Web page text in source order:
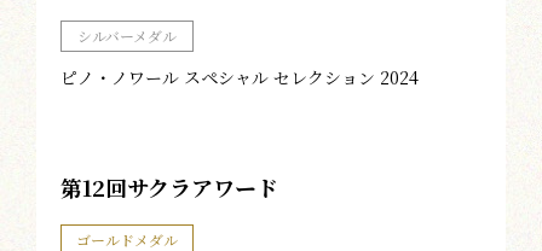
シルバーメダル
ピノ・ノワール スペシャル セレクション 2024
第12回サクラアワード
ゴールドメダル